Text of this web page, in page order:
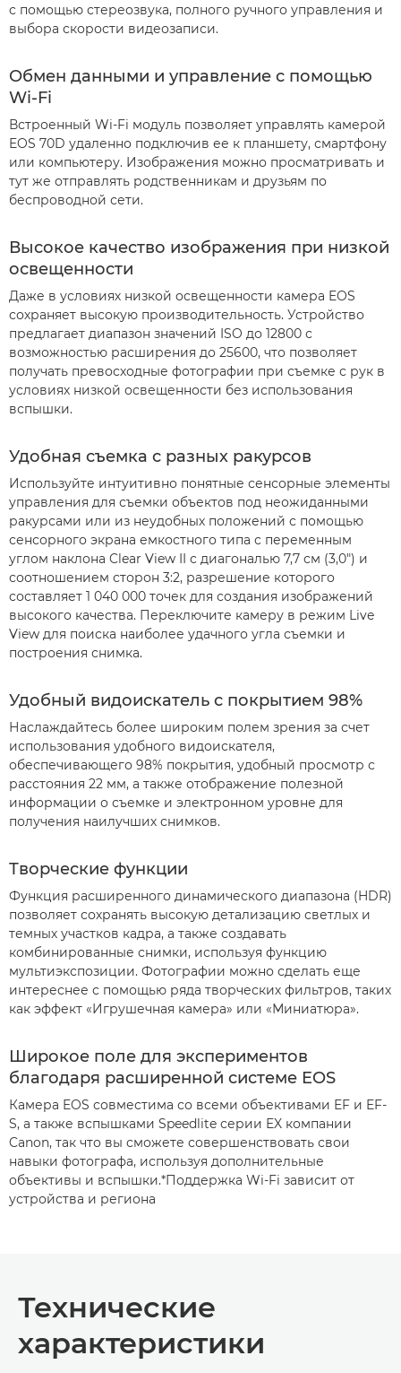
с помощью стереозвука, полного ручного управления и
выбора скорости видеозаписи.
Обмен данными и управление с помощью
Wi-Fi
Встроенный Wi-Fi модуль позволяет управлять камерой
EOS 70D удаленно подключив ее к планшету, смартфону
или компьютеру. Изображения можно просматривать и
тут же отправлять родственникам и друзьям по
беспроводной сети.
Высокое качество изображения при низкой
освещенности
Даже в условиях низкой освещенности камера EOS
сохраняет высокую производительность. Устройство
предлагает диапазон значений ISO до 12800 с
возможностью расширения до 25600, что позволяет
получать превосходные фотографии при съемке с рук в
условиях низкой освещенности без использования
вспышки.
Удобная съемка с разных ракурсов
Используйте интуитивно понятные сенсорные элементы
управления для съемки объектов под неожиданными
ракурсами или из неудобных положений с помощью
сенсорного экрана емкостного типа с переменным
углом наклона Clear View II с диагональю 7,7 см (3,0") и
соотношением сторон 3:2, разрешение которого
составляет 1 040 000 точек для создания изображений
высокого качества. Переключите камеру в режим Live
View для поиска наиболее удачного угла съемки и
построения снимка.
Удобный видоискатель с покрытием 98%
Наслаждайтесь более широким полем зрения за счет
использования удобного видоискателя,
обеспечивающего 98% покрытия, удобный просмотр с
расстояния 22 мм, а также отображение полезной
информации о съемке и электронном уровне для
получения наилучших снимков.
Творческие функции
Функция расширенного динамического диапазона (HDR)
позволяет сохранять высокую детализацию светлых и
темных участков кадра, а также создавать
комбинированные снимки, используя функцию
мультиэкспозиции. Фотографии можно сделать еще
интереснее с помощью ряда творческих фильтров, таких
как эффект «Игрушечная камера» или «Миниатюра».
Широкое поле для экспериментов
благодаря расширенной системе EOS
Камера EOS совместима со всеми объективами EF и EF-
S, а также вспышками Speedlite серии EX компании
Canon, так что вы сможете совершенствовать свои
навыки фотографа, используя дополнительные
объективы и вспышки.*Поддержка Wi-Fi зависит от
устройства и региона
Технические
характеристики